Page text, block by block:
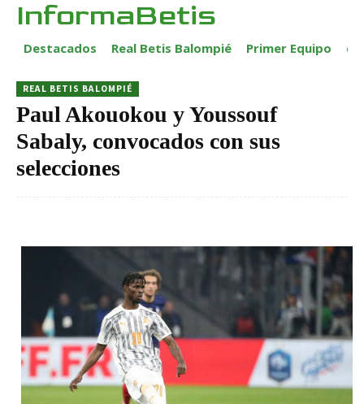
InformaBetis
Destacados Real Betis Balompié Primer Equipo
REAL BETIS BALOMPIÉ
Paul Akouokou y Youssouf
Sabaly, convocados con sus
selecciones